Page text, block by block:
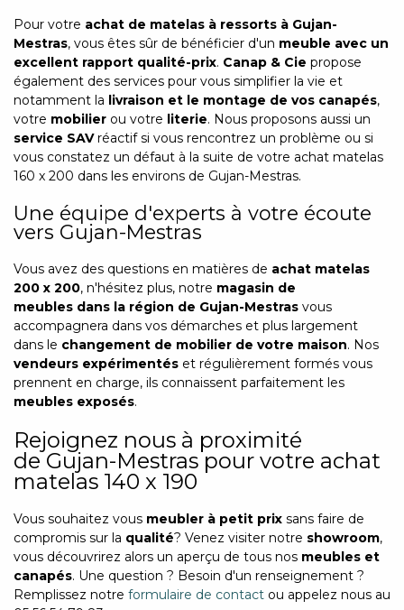
Pour votre achat de matelas à ressorts à Gujan-
Mestras, vous êtes sûr de bénéficier d'un meuble avec un
excellent rapport qualité-prix. Canap & Cie propose
également des services pour vous simplifier la vie et
notamment la livraison et le montage de vos canapés,
votre mobilier ou votre literie. Nous proposons aussi un
service SAVréactif si vous rencontrez un problème ou si
vous constatez un défaut à la suite de votre achat matelas
160 x 200 dans les environs de Gujan-Mestras.
Une équipe d'experts à votre écoute
vers Gujan-Mestras
Vous avez des questions en matières de achat matelas
200 x 200, n'hésitez plus, notre magasin de
meubles dans la région de Gujan-Mestras vous
accompagnera dans vos démarches et plus largement
dans le changement de mobilier de votre maison. Nos
vendeurs expérimentés et régulièrement formés vous
prennent en charge, ils connaissent parfaitement les
meubles exposés.
Rejoignez nous à proximité
de Gujan-Mestras pour votre achat
matelas 140 x 190
Vous souhaitez vous meubler à petit prix sans faire de
compromis sur la qualité? Venez visiter notre showroom,
vous découvrirez alors un aperçu de tous nos meubles et
canapés. Une question ? Besoin d'un renseignement ?
Remplissez notre formulaire de contact ou appelez nous au